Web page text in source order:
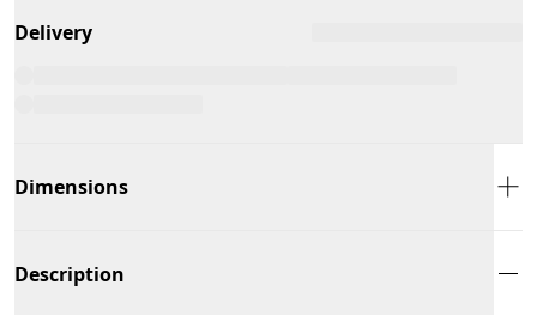
Delivery
Dimensions
Description